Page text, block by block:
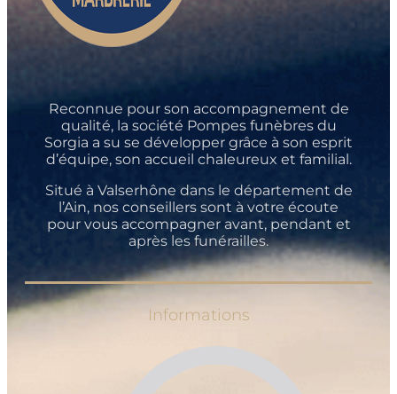
Reconnue pour son accompagnement de
qualité, la société Pompes funèbres du
Sorgia a su se développer grâce à son esprit
d’équipe, son accueil chaleureux et familial.
Situé à Valserhône dans le département de
l’Ain, nos conseillers sont à votre écoute
pour vous accompagner avant, pendant et
après les funérailles.
Informations